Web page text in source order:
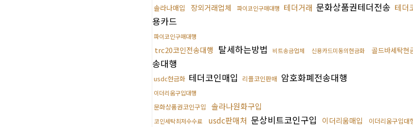
솔라나매입
장외거래업체 파이코인구매대행 테더거래 문화상품권테더전송 테더
용카드
파이코인구매대행
trc20코인전송대행 탈세하는방법 비트송금업체 신용카드미동의현금화 골드바세탁현
송대행
usdc현금화 테더코인매입 리플코인판매 암호화폐전송대행
이더리움구입대행
문화상품권코인구입 솔라나원화구입
코인세탁최저수수료 usdc판매처 문상비트코인구입 이더리움매입 이더리움구입대